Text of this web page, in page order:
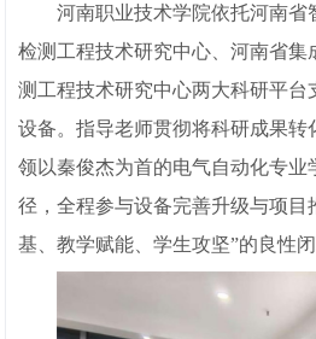
河南职业技术学院依托河南省
检测工程技术研究中心、河南省集
测工程技术研究中心两大科研平台
设备。指导老师贯彻将科研成果转
领以秦俊杰为首的电气自动化专业
径，全程参与设备完善升级与项目
基、教学赋能、学生攻坚”的良性闭